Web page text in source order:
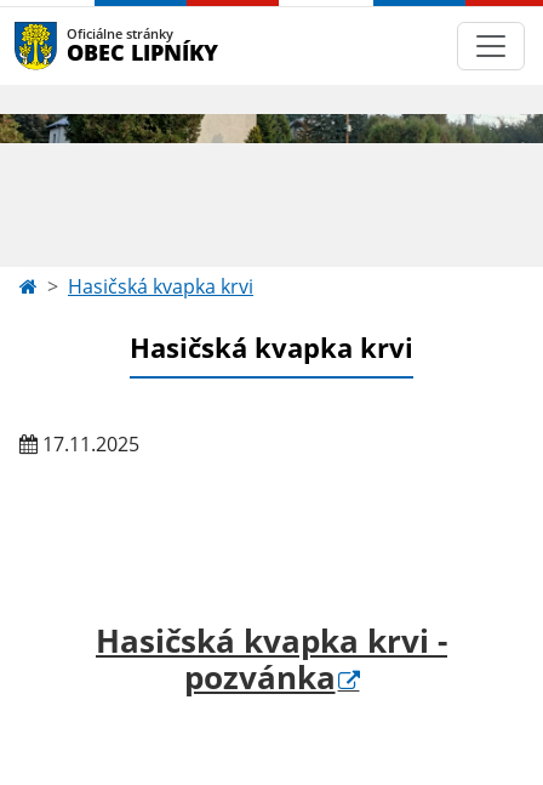
Oficiálne stránky
OBEC LIPNÍKY
Hasičská kvapka krvi
Hasičská kvapka krvi
17.11.2025
Hasičská kvapka krvi -
pozvánka